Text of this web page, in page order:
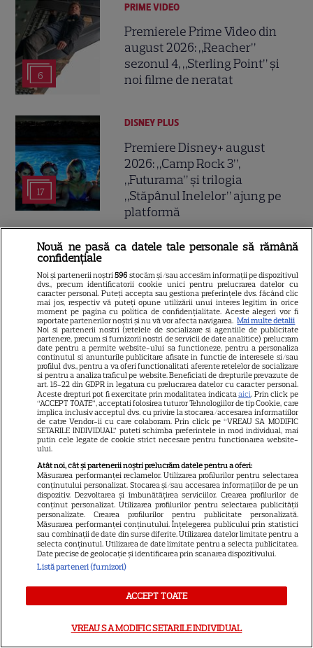
6
PRIME VIDEO
Premierele Prime Video din
august 2026: „Reacher”
sezonul 4, „Sterling Point” și
noi filme de neratat
17
DISNEY PLUS
Premiere Disney+ august
2026: „Camp Rock 3”,
„Futurama” și trilogia
„Stăpânul Inelelor” ajung pe
platformă
15
DISNEY PLUS
Premiere de neratat pe Netflix,
Disney+ și SkyShowtime în
august: seriale noi, filme de
colecție și vedete de top
5
CINEMA
Eli Roth revine cu „Omul cu
înghețata mortală”. Filmul
horror în care copiii devin
criminali după ce mănâncă
11
VEDETE STRĂINE
„Povestea peștelui posac”,
aventura animată inspirată
dintr-un bestseller The New
York Times, ajunge în
Nouă ne pasă ca datele tale personale să rămână
confidențiale
Noi și partenerii noștri596 stocăm și/sau accesăm informații pe dispozitivul
dvs., precum identificatorii cookie unici pentru prelucrarea datelor cu
caracter personal. Puteți accepta sau gestiona preferințele dvs. făcând clic
mai jos, respectiv vă puteți opune utilizării unui interes legitim în orice
moment pe pagina cu politica de confidențialitate. Aceste alegeri vor fi
raportate partenerilor noștri și nu vă vor afecta navigarea. Mai multe detalii
Noi si partenerii nostri (retelele de socializare si agentiile de publicitate
partenere, precum si furnizorii nostri de servicii de date analitice) prelucram
date pentru a permite website-ului sa functioneze, pentru a personaliza
continutul si anunturile publicitare afisate in functie de interesele si/sau
profilul dvs., pentru a va oferi functionalitati aferente retelelor de socializare
si pentru a analiza traficul pe website. Beneficiati de drepturile prevazute de
art. 15-22 din GDPR in legatura cu prelucrarea datelor cu caracter personal.
Aceste drepturi pot fi exercitate prin modalitatea indicataaici. Prin click pe
“ACCEPT TOATE”, acceptati folosirea tuturor Tehnologiilor de tip Cookie, care
implica inclusiv acceptul dvs. cu privire la stocarea/accesarea informatiilor
de catre Vendor-ii cu care colaboram. Prin click pe “VREAU SA MODIFIC
SETARILE INDIVIDUAL” puteti schimba preferintele in mod individual, mai
putin cele legate de cookie strict necesare pentru functionarea website-
ului.
Atât noi, cât și partenerii noștri prelucrăm datele pentru a oferi:
Măsurarea performanței reclamelor. Utilizarea profilurilor pentru selectarea
conținutului personalizat. Stocarea și/sau accesarea informațiilor de pe un
dispozitiv. Dezvoltarea și îmbunătățirea serviciilor. Crearea profilurilor de
conținut personalizat. Utilizarea profilurilor pentru selectarea publicității
personalizate. Crearea profilurilor pentru publicitate personalizată.
Măsurarea performanței conținutului. Înțelegerea publicului prin statistici
sau combinații de date din surse diferite. Utilizarea datelor limitate pentru a
selecta conținutul. Utilizarea de date limitate pentru a selecta publicitatea.
Date precise de geolocație și identificarea prin scanarea dispozitivului.
Listă parteneri (furnizori)
ACCEPT TOATE
VREAU SA MODIFIC SETARILE INDIVIDUAL